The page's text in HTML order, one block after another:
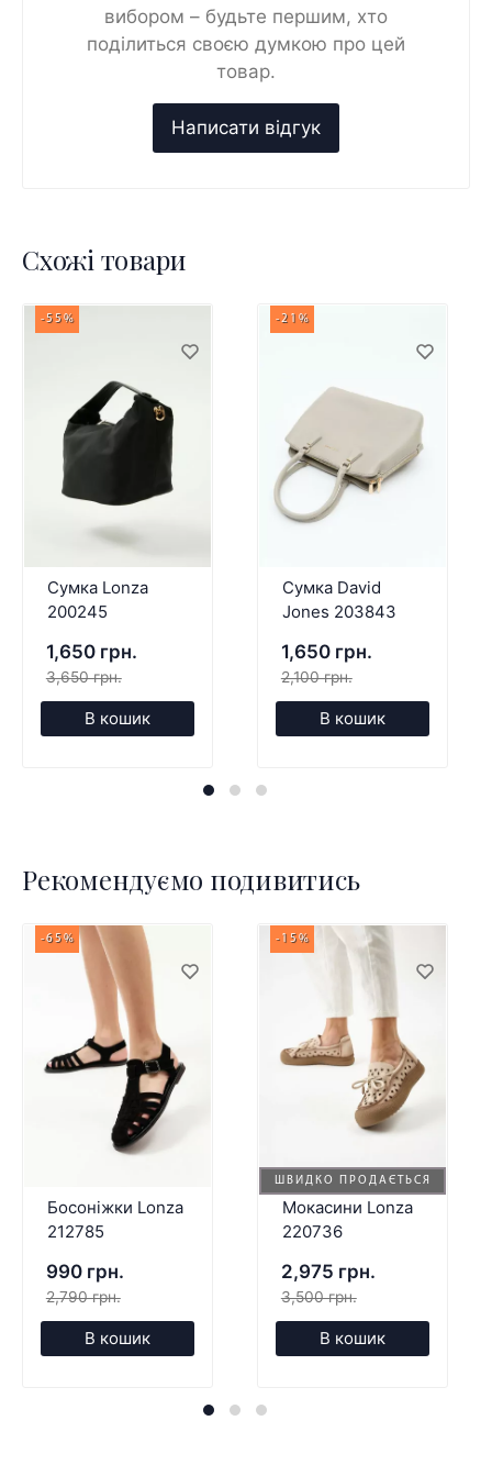
вибором – будьте першим, хто
поділиться своєю думкою про цей
товар.
Схожі товари
-55%
Сумка Lonza
200245
1,650 грн.
3,650 грн.
В кошик
-21%
Сумка David
Jones 203843
1,650 грн.
2,100 грн.
В кошик
Рекомендуємо подивитись
-65%
Босоніжки Lonza
212785
990 грн.
2,790 грн.
В кошик
ШВИДКО ПРОДАЄТЬСЯ
-15%
Мокасини Lonza
220736
2,975 грн.
3,500 грн.
В кошик